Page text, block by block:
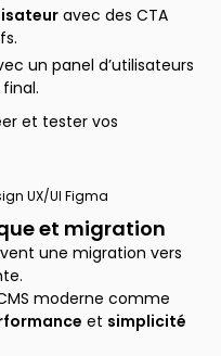
avec des CTA
un panel d’utilisateurs
et tester vos
UX/UI Figma
et migration
une migration vers
moderne comme
et simplicité